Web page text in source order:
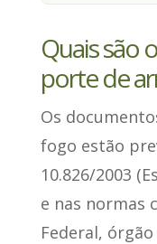
Quais são
porte de
Os
fogo estão
10.826/2003
e nas normas
Federal,